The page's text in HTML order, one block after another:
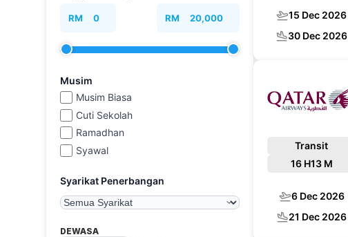
RM 0 RM 20,000
Musim
Musim Biasa
Cuti Sekolah
Ramadhan
Syawal
Syarikat Penerbangan
DEWASA
15 Dec 2026
30 Dec 2026
Transit
16 H13 M
6 Dec 2026
21 Dec 2026